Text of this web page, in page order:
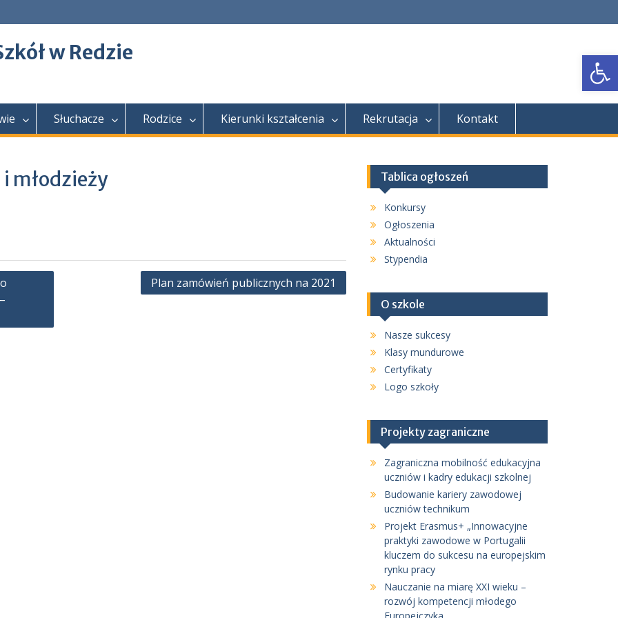
w Redzie
Słuchacze Rodzice Kierunki kształcenia Rekrutacja Kontakt
młodzieży
Plan zamówień publicznych na 2021
Tablica ogłoszeń
Konkursy
Ogłoszenia
Aktualności
Stypendia
O szkole
Nasze sukcesy
Klasy mundurowe
Certyfikaty
Logo szkoły
Projekty zagraniczne
Zagraniczna mobilność edukacyjna
uczniów i kadry edukacji szkolnej
Budowanie kariery zawodowej
uczniów technikum
Projekt Erasmus+ „Innowacyjne
praktyki zawodowe w Portugalii
kluczem do sukcesu na europejskim
rynku pracy
Nauczanie na miarę XXI wieku –
rozwój kompetencji młodego